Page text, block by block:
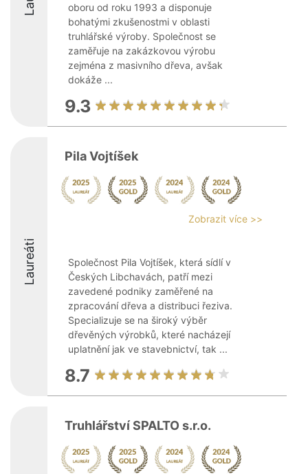
oboru od roku 1993 a disponuje
bohatými zkušenostmi v oblasti
truhlářské výroby. Společnost se
zaměřuje na zakázkovou výrobu
zejména z masivního dřeva, avšak
dokáže ...
9.3
Laureáti
Pila Vojtíšek
Zobrazit více >>
Společnost Pila Vojtíšek, která sídlí v
Českých Libchavách, patří mezi
zavedené podniky zaměřené na
zpracování dřeva a distribuci řeziva.
Specializuje se na široký výběr
dřevěných výrobků, které nacházejí
uplatnění jak ve stavebnictví, tak ...
8.7
Truhlářství SPALTO s.r.o.